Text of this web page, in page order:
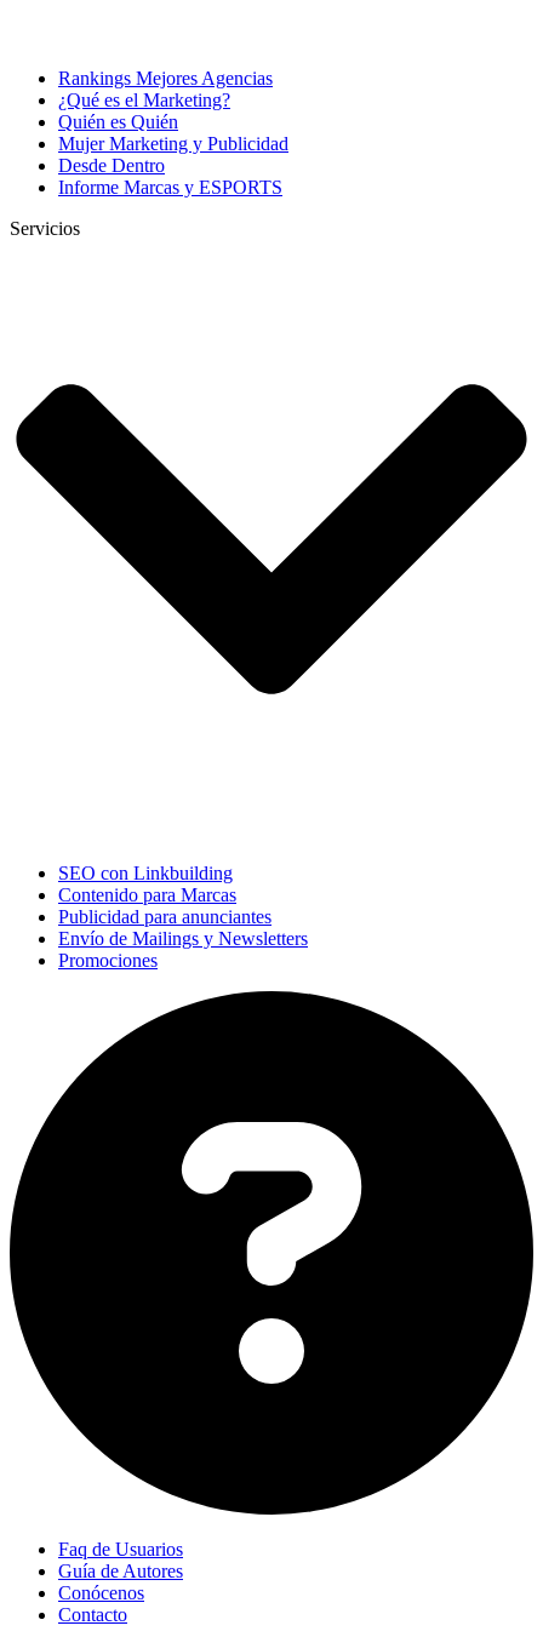
Rankings Mejores Agencias
¿Qué es el Marketing?
Quién es Quién
Mujer Marketing y Publicidad
Desde Dentro
Informe Marcas y ESPORTS
Servicios
SEO con Linkbuilding
Contenido para Marcas
Publicidad para anunciantes
Envío de Mailings y Newsletters
Promociones
Faq de Usuarios
Guía de Autores
Conócenos
Contacto